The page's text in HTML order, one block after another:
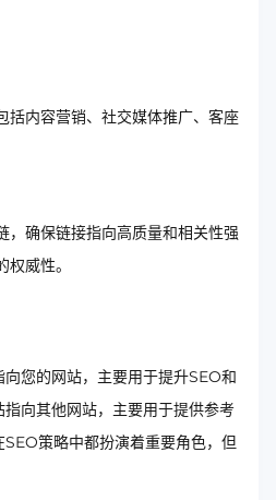
括内容营销、社交媒体推广、客座
，确保链接指向高质量和相关性强
威性。
您的网站，主要用于提升SEO和
指向其他网站，主要用于提供参考
策略中都扮演着重要角色，但